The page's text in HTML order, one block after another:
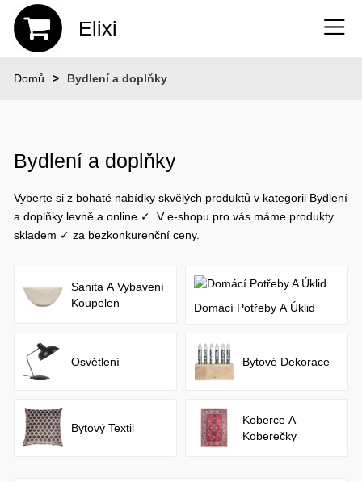
Elixi
Domů Bydlení a doplňky
Bydlení a doplňky
Vyberte si z bohaté nabídky skvělých produktů v kategorii Bydlení
a doplňky levně a online ✓. V e-shopu pro vás máme produkty
skladem ✓ za bezkonkurenční ceny.
Sanita A Vybavení
Koupelen
Domácí Potřeby A Úklid
Osvětlení Bytové Dekorace
Bytový Textil
Koberce A
Koberečky